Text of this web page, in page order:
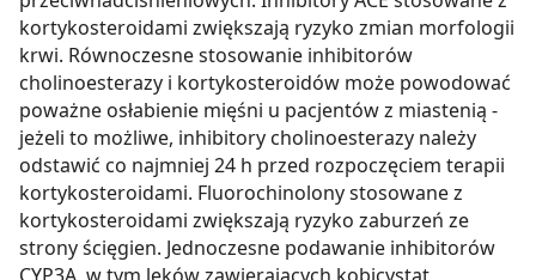
kortykosteroidami zwiększają ryzyko zmian morfologii
krwi. Równoczesne stosowanie inhibitorów
cholinoesterazy i kortykosteroidów może powodować
poważne osłabienie mięśni u pacjentów z miastenią -
jeżeli to możliwe, inhibitory cholinoesterazy należy
odstawić co najmniej 24 h przed rozpoczęciem terapii
kortykosteroidami. Fluorochinolony stosowane z
kortykosteroidami zwiększają ryzyko zaburzeń ze
strony ścięgien. Jednoczesne podawanie inhibitorów